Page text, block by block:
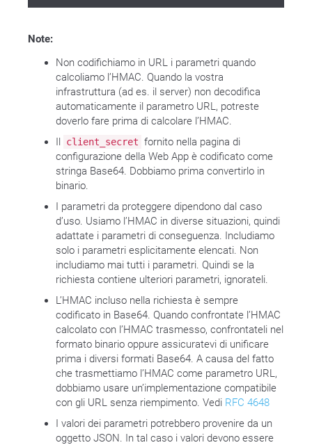
Note:
Non codifichiamo in URL i parametri quando
calcoliamo l’HMAC. Quando la vostra
infrastruttura (ad es. il server) non decodifica
automaticamente il parametro URL, potreste
doverlo fare prima di calcolare l’HMAC.
Il client_secret fornito nella pagina di
configurazione della Web App è codificato come
stringa Base64. Dobbiamo prima convertirlo in
binario.
I parametri da proteggere dipendono dal caso
d’uso. Usiamo l’HMAC in diverse situazioni, quindi
adattate i parametri di conseguenza. Includiamo
solo i parametri esplicitamente elencati. Non
includiamo mai tutti i parametri. Quindi se la
richiesta contiene ulteriori parametri, ignorateli.
L’HMAC incluso nella richiesta è sempre
codificato in Base64. Quando confrontate l’HMAC
calcolato con l’HMAC trasmesso, confrontateli nel
formato binario oppure assicuratevi di unificare
prima i diversi formati Base64. A causa del fatto
che trasmettiamo l’HMAC come parametro URL,
dobbiamo usare un’implementazione compatibile
con gli URL senza riempimento. Vedi RFC 4648
I valori dei parametri potrebbero provenire da un
oggetto JSON. In tal caso i valori devono essere